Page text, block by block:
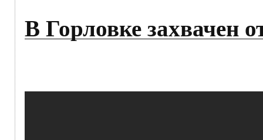
В Горловке захвачен